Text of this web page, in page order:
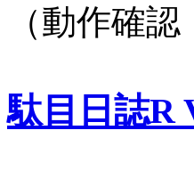
（動作確
駄目日誌R